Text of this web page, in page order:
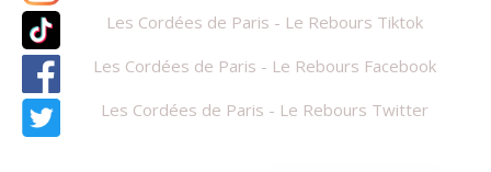
Les Cordées de Paris - Le Rebours Tiktok
Les Cordées de Paris - Le Rebours Facebook
Les Cordées de Paris - Le Rebours Twitter